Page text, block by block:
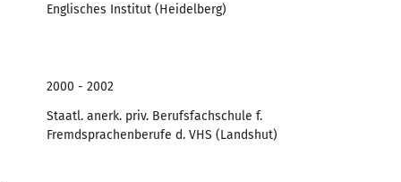
Englisches Institut (Heidelberg)
2000 - 2002
Staatl. anerk. priv. Berufsfachschule f.
Fremdsprachenberufe d. VHS (Landshut)